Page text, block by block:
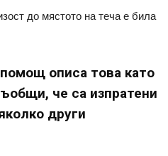
до мястото на теча е била
описа това като
че са изпратени
други